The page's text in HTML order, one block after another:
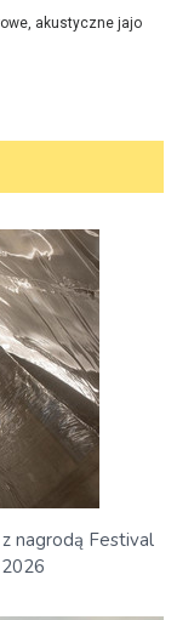
akustyczne jajo
nagrodą Festival